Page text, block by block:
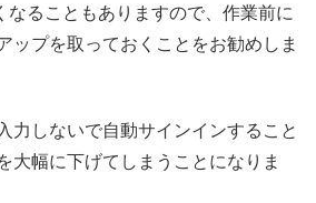
なることもありますので、作業前に
ップを取っておくことをお勧めしま
力しないで自動サインインすること
大幅に下げてしまうことになりま